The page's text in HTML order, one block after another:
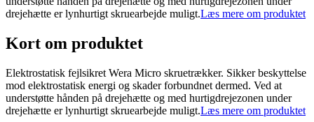
drejehætte er lynhurtigt skruearbejde muligt.Læs mere om produktet
Kort om produktet
Elektrostatisk fejlsikret Wera Micro skruetrækker. Sikker beskyttelse
mod elektrostatisk energi og skader forbundnet dermed. Ved at
understøtte hånden på drejehætte og med hurtigdrejezonen under
drejehætte er lynhurtigt skruearbejde muligt.Læs mere om produktet